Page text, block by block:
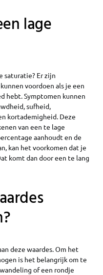
lage
saturatie? Er zijn
voordoen als je een
hebt. Symptomen kunnen
sufheid,
kortademigheid. Deze
van een te lage
aanhoudt en de
kan het voorkomen dat je
komt dan door een te lang
deze waardes. Om het
is het belangrijk om te
of een rondje